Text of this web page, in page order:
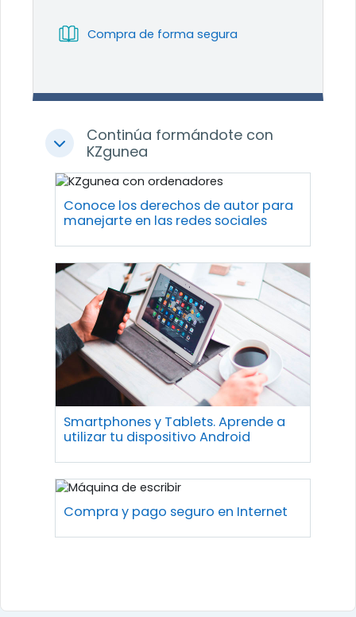
Compra de forma segura
Colapsar
Continúa formándote con
KZgunea
Conoce los derechos de autor para
manejarte en las redes sociales
Smartphones y Tablets. Aprende a
utilizar tu dispositivo Android
Compra y pago seguro en Internet